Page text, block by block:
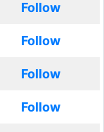
Follow
Follow
Follow
Follow